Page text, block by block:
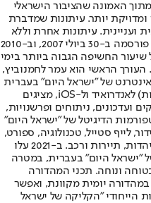
האמונה שהציבור הישראלי
ומדויקת יותר. עיתונות שמדברת
ועניינית. עיתונות אחרת וללא
תשלום. המהדורה המודפסת הראשונה פורסמה ב-30 ביולי 2007, וב-2010
שיעור החשיפה הגבוה ביותר בימי
העורך הראשי הוא עמר לחמנוביץ,
של "ישראל היום" בעברית
ובאנגלית, כמו כן היישומונים (אפליקציות) לאנדרואיד ול-iOS, מציגים
ועדכונים, ניתוחים ופרשנויות,
הדיגיטל של "ישראל היום"
לייף סטייל, טכנולוגיה, ספורט,
כלכלה וצרכנות, בריאות, חיילים, אוכל, יהדות, תיירות ורכב. ב-2021 עלו
"ישראל היום" בעברית, במטרה
ונוחה. תכני המהדורה
יומית מקוונת, ואפשר
הייחודי "הקליקה של ישראל